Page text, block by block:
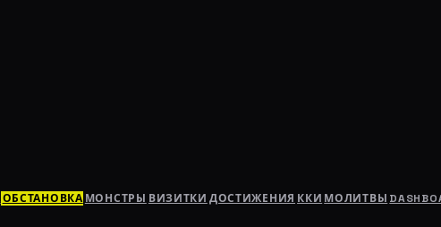
ОБСТАНОВКА МОНСТРЫ ВИЗИТКИ ДОСТИЖЕНИЯ ККИ МОЛИТВЫ